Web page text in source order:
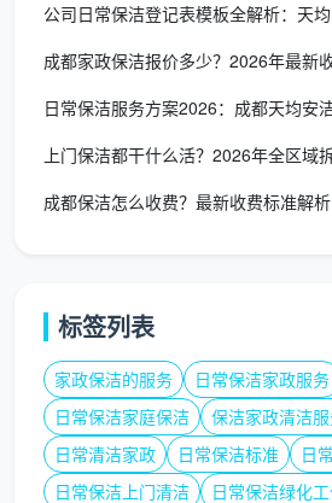
订单确认后，系统根据客户所
洁员接到派单后，按照标准化配
应至少配备4—7色分区保洁毛巾
基础清洁剂、垃圾袋、一次性鞋套
保洁员出发前需提前约30分钟
间。
特别提醒——分色毛巾管理
洁员必须配备多色分区毛巾，不
用（厨房专用、卫浴专用、家具
从工具层面杜绝“一条抹布擦全家
标签列表
家政保洁的服务 日常保洁家政服务
日常保洁家庭保洁
保洁家政清洁
日常清洁家政
日常保洁标准
日
日常保洁上门清洁
日常保洁绿化